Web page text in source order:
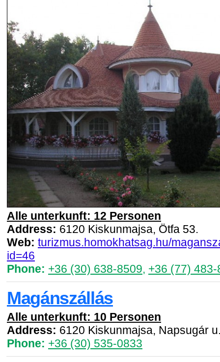
Alle unterkunft: 12 Personen
Address: 6120 Kiskunmajsa, Ötfa 53.
Web: turizmus.homokhatsag.hu/
id=46
Phone: +36 (30) 638-8509, +36 (77) 483-
Magánszállás
Alle unterkunft: 10 Personen
Address: 6120 Kiskunmajsa, Napsugár
Phone: +36 (30) 535-0833